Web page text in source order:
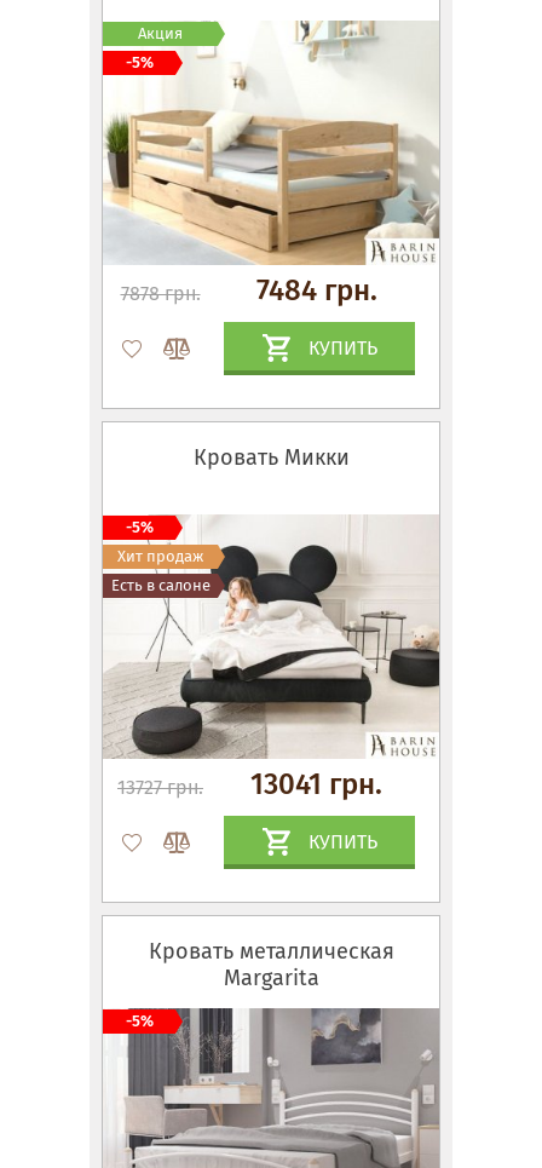
7878 грн. 7484 грн.
КУПИТЬ
Акция
-5%
Кровать Микки
13727 грн. 13041 грн.
КУПИТЬ
-5%
Хит продаж
Есть в салоне
Кровать металлическая
Margarita
-5%